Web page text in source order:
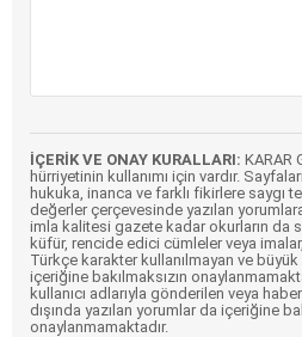
İÇERİK VE ONAY KURALLARI: KARAR
hürriyetinin kullanımı için vardır.
hukuka, inanca ve farklı fikirlere saygı
değerler çerçevesinde yazılan
imla kalitesi gazete kadar okurların da
küfür, rencide edici cümleler veya
Türkçe karakter kullanılmayan ve
içeriğine bakılmaksızın
kullanıcı adlarıyla gönderilen veya haber
dışında yazılan yorumlar da içeriğine
onaylanmamaktadır.